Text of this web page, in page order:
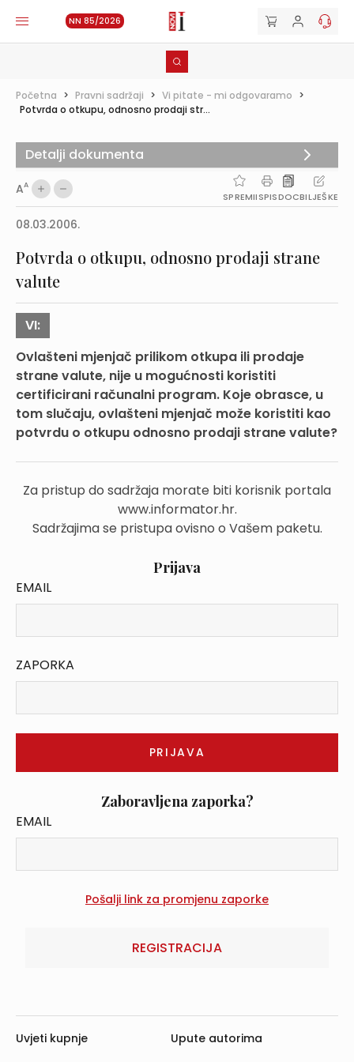
NN 85/2026
Početna > Pravni sadržaji > Vi pitate - mi odgovaramo >
Potvrda o otkupu, odnosno prodaji str...
AA
SPREMIISPISDOCBILJEŠKE
08.03.2006.
Potvrda o otkupu, odnosno prodaji strane
valute
VI:
Ovlašteni mjenjač prilikom otkupa ili prodaje
strane valute, nije u mogućnosti koristiti
certificirani računalni program. Koje obrasce, u
tom slučaju, ovlašteni mjenjač može koristiti kao
potvrdu o otkupu odnosno prodaji strane valute?
Za pristup do sadržaja morate biti korisnik portala
www.informator.hr.
Sadržajima se pristupa ovisno o Vašem paketu.
Prijava
EMAIL
ZAPORKA
Zaboravljena zaporka?
EMAIL
REGISTRACIJA
Detalji dokumenta
Uvjeti kupnje
Upute autorima